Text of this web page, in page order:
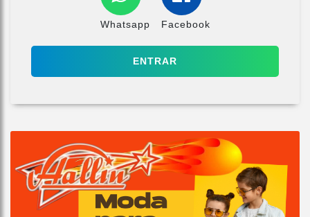
Whatsapp Facebook
ENTRAR